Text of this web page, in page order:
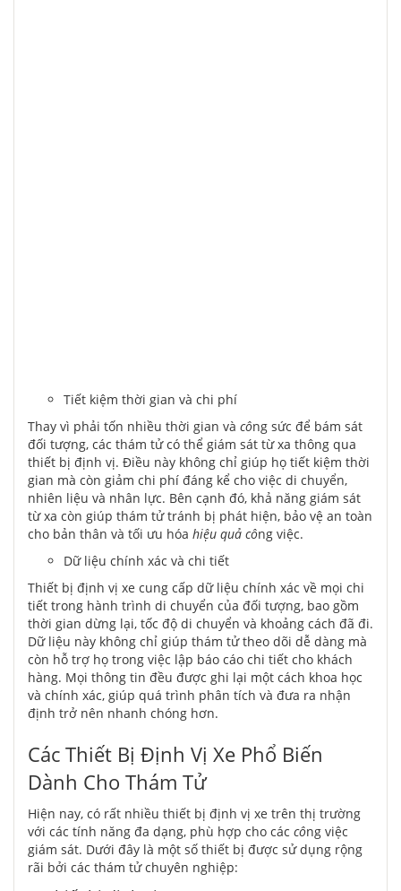
Tiết kiệm thời gian và chi phí
Thay vì phải tốn nhiều thời gian và công sức để bám sát
đối tượng, các thám tử có thể giám sát từ xa thông qua
thiết bị định vị. Điều này không chỉ giúp họ tiết kiệm thời
gian mà còn giảm chi phí đáng kể cho việc di chuyển,
nhiên liệu và nhân lực. Bên cạnh đó, khả năng giám sát
từ xa còn giúp thám tử tránh bị phát hiện, bảo vệ an toàn
cho bản thân và tối ưu hóa hiệu quả công việc.
Dữ liệu chính xác và chi tiết
Thiết bị định vị xe cung cấp dữ liệu chính xác về mọi chi
tiết trong hành trình di chuyển của đối tượng, bao gồm
thời gian dừng lại, tốc độ di chuyển và khoảng cách đã đi.
Dữ liệu này không chỉ giúp thám tử theo dõi dễ dàng mà
còn hỗ trợ họ trong việc lập báo cáo chi tiết cho khách
hàng. Mọi thông tin đều được ghi lại một cách khoa học
và chính xác, giúp quá trình phân tích và đưa ra nhận
định trở nên nhanh chóng hơn.
Các Thiết Bị Định Vị Xe Phổ Biến
Dành Cho Thám Tử
Hiện nay, có rất nhiều thiết bị định vị xe trên thị trường
với các tính năng đa dạng, phù hợp cho các công việc
giám sát. Dưới đây là một số thiết bị được sử dụng rộng
rãi bởi các thám tử chuyên nghiệp: